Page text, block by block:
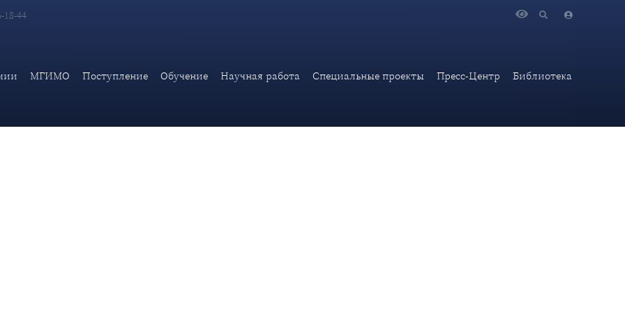
18-44
МГИМО Поступление Обучение Научная работа Специальные проекты Пресс-Центр Библиотека